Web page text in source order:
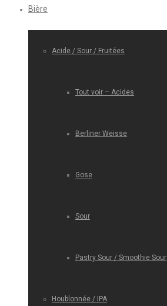
Bière
Acide / Sour / Fruitées
Tout voir – Acides
Berliner Weisse
Gose
Sour
Pastry Sour / Smoothie Sour
Houblonnée / IPA